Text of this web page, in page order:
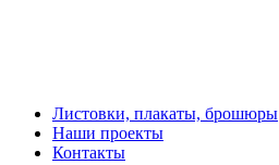
Листовки, плакаты, брошюры
Наши проекты
Контакты